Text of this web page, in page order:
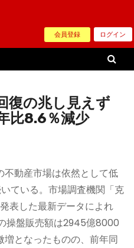
会員登録 ログイン
復の兆し見えず
比8.6％減少
動産市場は依然として低
ている。市場調査機関「克
表した最新データによれ
操盤販売額は2945億8000
となったものの、前年同